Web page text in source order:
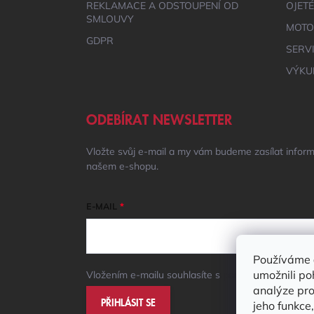
umožnili
analýze
jeho
REKLAMACE A ODSTOUPENÍ OD
SMLOUVY
GDPR
ODEBÍRAT NEWSLETTER
Vložte svůj e-mail a my vám budeme zasílat
našem e-shopu.
E-MAIL
Vložením e-mailu souhlasíte s podmínkami
PŘIHLÁSIT SE